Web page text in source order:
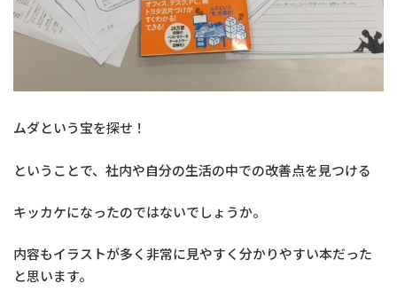
ムダという宝を探せ！
ということで、社内や自分の生活の中での改善点を見つける
キッカケになったのではないでしょうか。
内容もイラストが多く非常に見やすく分かりやすい本だった
と思います。